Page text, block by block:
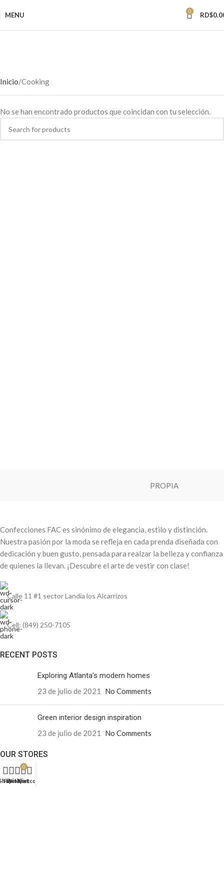
MENU 0 RD$
Inicio Cooking
No se han encontrado productos que coincidan con tu selección.
PROPIA
Confecciones FAC es sinónimo de elegancia, estilo y distinción.
Nuestra pasión por la moda se refleja en cada prenda diseñada con
dedicación y buen gusto, pensada para realzar la belleza y confianza
de quienes la llevan. ¡Descubre el arte de vestir con clase!
Calle 11 #1 sector Landia los Alcarrizos
Cell: (849) 250-7105
RECENT POSTS
Exploring Atlanta’s modern homes
23 de julio de 2021
No Comments
Green interior design inspiration
23 de julio de 2021
No Comments
OUR STORES
Santiago
Filters
Wishlist
0
Cart
My account